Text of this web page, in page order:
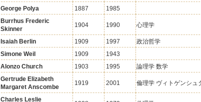
George Polya 1887 1985
Burrhus Frederic
Skinner
1904 1990 心理学
Isaiah Berlin 1909 1997
政治哲学
Simone Weil 1909
1943
Alonzo Church 1903 1995 論理学 数学
Gertrude Elizabeth
Margaret Anscombe
1919 2001 倫理学 ヴィトゲンシュ
Charles Leslie